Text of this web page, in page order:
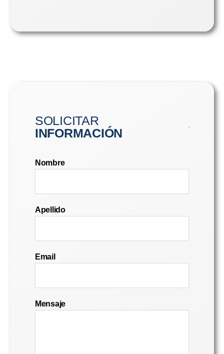
SOLICITAR
INFORMACIÓN
Nombre
Apellido
Email
Mensaje